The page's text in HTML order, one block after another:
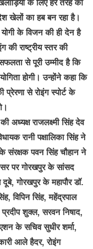
के लिए हर तरह का
खेलों का हब बन रहा है।
के विजन की ही देन है
की राष्ट्रीय स्तर की
से पूरी उम्मीद है कि
होगी। उन्होंने कहा कि
से रोइंग स्पोर्ट के
अध्यक्ष राजलक्ष्मी सिंह देव
रानी पक्षालिका सिंह ने
संरक्षक पवन सिंह चौहान ने
पर गोरखपुर के सांसद
गोरखपुर के महापौर डॉ.
विपिन सिंह, महेंद्रपाल
प्रदीप शुक्ल, सरवन निषाद,
के सचिव सुधीर शर्मा,
आले हैदर, रोइंग